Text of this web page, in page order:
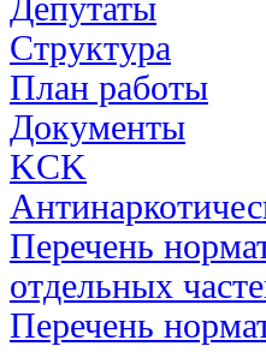
Депутаты
Структура
План работы
Документы
KCK
Перечень
отдельных
Перечень